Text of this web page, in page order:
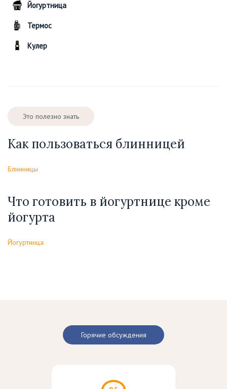
Йогуртница
Термос
Кулер
Это полезно знать
Как пользоваться блинницей
Блинницы
Что готовить в йогуртнице кроме
йогурта
Йогуртница
Горячие обсуждения